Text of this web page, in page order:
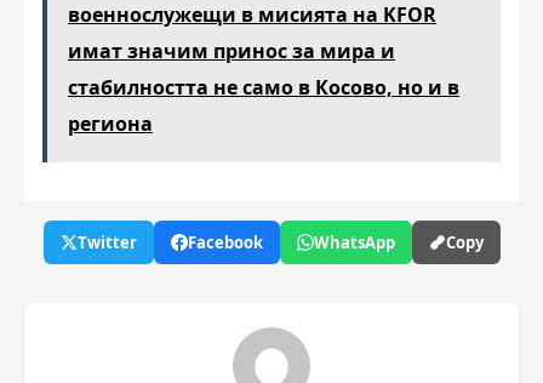
военнослужещи в мисията на KFOR
имат значим принос за мира и
стабилността не само в Косово, но и в
региона
Twitter Facebook WhatsApp Copy